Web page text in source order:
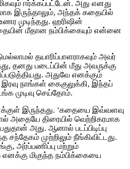
ஈர்க்கப்பட்டேன். அது எனது
இருந்தாலும், அந்தக் கதையில்
முடிந்தது. ஹரிஷின்
மீதான நம்பிக்கையும் என்னை
தயாரிப்பாளராகவும் அவர்
தனது படைப்பின் மீது அவருக்கு
அதுவே எனக்கும்
நாங்கள் கைகுலுக்கி, இந்தப்
முடிவு செய்தோம்.
இருந்தது. ‘கதையை இவ்வளவு
அதையே திரையில் வெற்றிகரமாக
அது. ஆனால் படப்பிடிப்பு
முற்றிலும் நீங்கிவிட்டது.
அர்ப்பணிப்பு மற்றும்
மிகுந்த நம்பிக்கையை